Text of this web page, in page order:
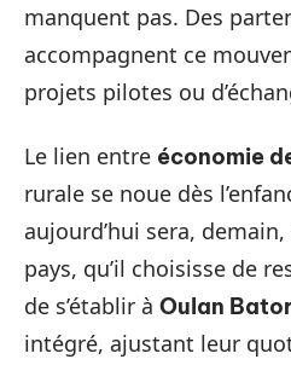
manquent pas. Des
accompagnent ce
projets pilotes ou
Le lien entre économie
rurale se noue dès
aujourd’hui sera,
pays, qu’il choisisse de
de s’établir à Oulan
intégré, ajustant leur